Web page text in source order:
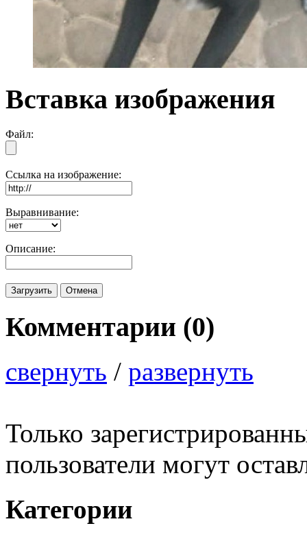
Вставка изображения
Файл:
Ссылка на изображение:
Выравнивание:
Описание:
Комментарии (0)
свернуть / развернуть
Только
пользователи могут
Категории